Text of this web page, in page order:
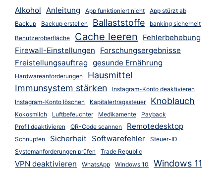
Alkohol Anleitung App funktioniert nicht
App stürzt ab
Backup
Backup erstellen Ballaststoffe
banking sicherheit
Benutzeroberfläche
Cache leeren
Fehlerbehebung
Firewall-Einstellungen
Forschungsergebnisse
Freistellungsauftrag gesunde Ernährung
Hardwareanforderungen
Hausmittel
Immunsystem stärken
Instagram-Konto deaktivieren
Instagram-Konto löschen
Kapitalertragssteuer Knoblauch
Kokosmilch Luftbefeuchter Medikamente
Payback
Profil deaktivieren
QR-Code scannen Remotedesktop
Schnupfen Sicherheit Softwarefehler
Steuer-ID
Systemanforderungen prüfen
Trade Republic
VPN deaktivieren WhatsApp Windows 10
Windows 11